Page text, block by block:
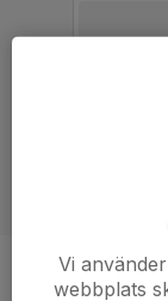
Ålder
Vi
webbplats